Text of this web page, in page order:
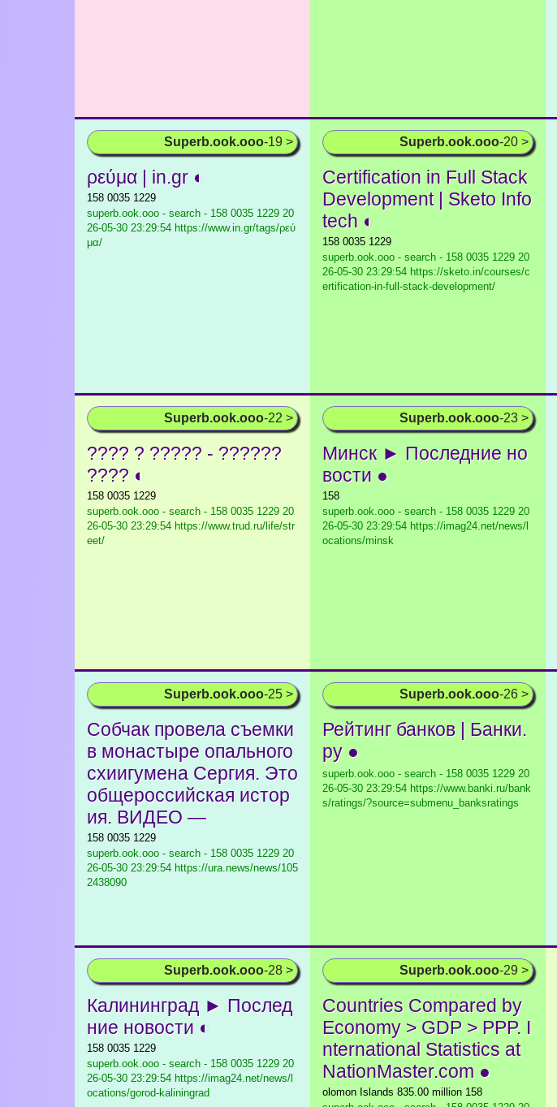
Superb.ook.ooo-19 >
ρεύμα | in.gr ◐
158 0035 1229
superb.ook.ooo - search - 158 0035 1229 20
26-05-30 23:29:54 https://www.in.gr/tags/ρεύ
μα/
Superb.ook.ooo-20 >
Certification in Full Stack
Development | Sketo Info
tech ◐
158 0035 1229
superb.ook.ooo - search - 158 0035 1229 20
26-05-30 23:29:54 https://sketo.in/courses/c
ertification-in-full-stack-development/
Superb.ook.ooo-22 >
???? ? ????? - ??????
???? ◐
158 0035 1229
superb.ook.ooo - search - 158 0035 1229 20
26-05-30 23:29:54 https://www.trud.ru/life/str
eet/
Superb.ook.ooo-23 >
Минск ► Последние но
вости ●
158
superb.ook.ooo - search - 158 0035 1229 20
26-05-30 23:29:54 https://imag24.net/news/l
ocations/minsk
Superb.ook.ooo-25 >
Собчак провела съемки
в монастыре опального
схиигумена Сергия. Это
общероссийская истор
ия. ВИДЕО —
158 0035 1229
superb.ook.ooo - search - 158 0035 1229 20
26-05-30 23:29:54 https://ura.news/news/105
2438090
Superb.ook.ooo-26 >
Рейтинг банков | Банки.
ру ●
superb.ook.ooo - search - 158 0035 1229 20
26-05-30 23:29:54 https://www.banki.ru/bank
s/ratings/?source=submenu_banksratings
Superb.ook.ooo-28 >
Калининград ► Послед
ние новости ◐
158 0035 1229
superb.ook.ooo - search - 158 0035 1229 20
26-05-30 23:29:54 https://imag24.net/news/l
ocations/gorod-kaliningrad
Superb.ook.ooo-29 >
Countries Compared by
Economy > GDP > PPP. I
nternational Statistics at
NationMaster.com ●
olomon Islands 835.00 million 158